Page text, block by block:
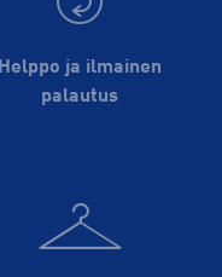
Helppo ja ilmainen
palautus